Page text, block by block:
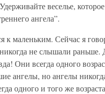
веселье,
ангела”.
к маленьким. Сейчас я
не слышали раньше.
Они всегда одного
ангелы, но ангелы
одного и того же